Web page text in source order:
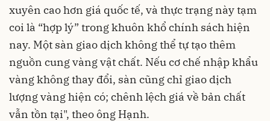
xuyên cao hơn giá quốc tế, và thực trạng này tạm
coi là “hợp lý” trong khuôn khổ chính sách hiện
nay. Một sàn giao dịch không thể tự tạo thêm
nguồn cung vàng vật chất. Nếu cơ chế nhập khẩu
vàng không thay đổi, sàn cũng chỉ giao dịch
lượng vàng hiện có; chênh lệch giá về bản chất
vẫn tồn tại", theo ông Hạnh.